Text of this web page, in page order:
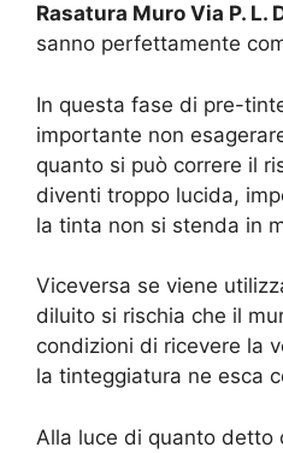
Rasatura Muro Via P. L.
sanno perfettamente
In questa fase di pre-
importante non
quanto si può correre il
diventi troppo lucida,
la tinta non si stenda in
Viceversa se viene
diluito si rischia che il
condizioni di ricevere la
la tinteggiatura ne esca
Alla luce di quanto detto